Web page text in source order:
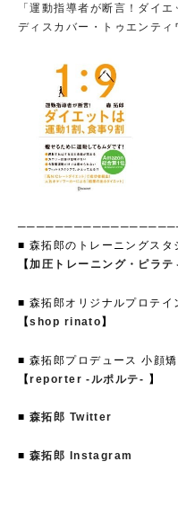
「運動指導者が断言！ダイ
ディスカバー・トゥエンティ
■ 森拓郎のトレーニングスタ
【加圧トレーニング・ピラ
■ 森拓郎オリジナルプロテイ
【shop rinato 】
■ 森拓郎プロデュース 小顔
【reporter -ルポルテ- 】
■ 森拓郎 Twitter
■ 森拓郎 Instagram